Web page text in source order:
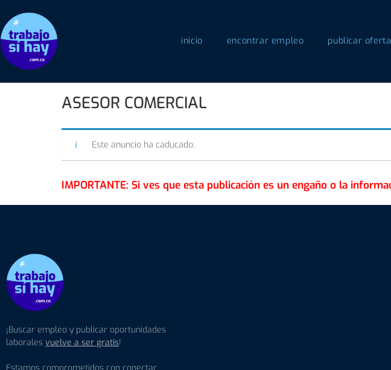
inicio encontrar empleo publicar oferta
ASESOR COMERCIAL
Este anuncio ha caducado.
¡Buscar empleo y publicar oportunidades
laborales vuelve a ser gratis!